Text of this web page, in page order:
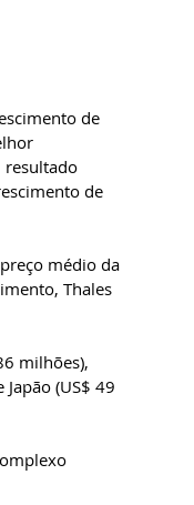
de
resultado
de
médio da
Thales
milhões),
(US$ 49